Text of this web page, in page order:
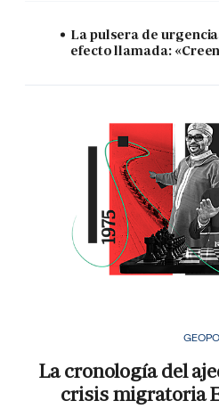
La pulsera de
efecto llamada:
La cronología del
crisis migratoria